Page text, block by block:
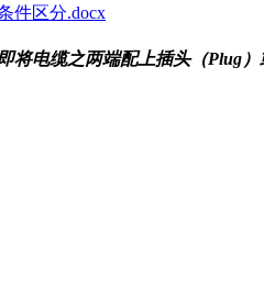
件区分.docx
将电缆之两端配上插头（Plug）